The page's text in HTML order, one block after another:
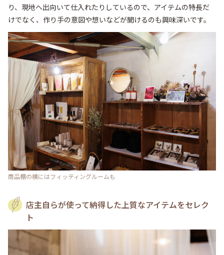
り、現地へ出向いて仕入れたりしているので、アイテムの特長だ
けでなく、作り手の意図や想いなどが聞けるのも興味深いです。
商品棚の横にはフィッティングルームも
店主自らが使って納得した上質なアイテムをセレク
ト